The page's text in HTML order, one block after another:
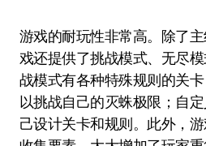
游戏的耐玩性非常高。除了
戏还提供了挑战模式、无尽
战模式有各种特殊规则的关
以挑战自己的灭蛛极限；自
己设计关卡和规则。此外，